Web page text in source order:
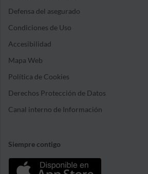
Defensa del asegurado
Condiciones de Uso
Accesibilidad
Mapa Web
Política de Cookies
Derechos Protección de Datos
Canal interno de Información
Siempre contigo